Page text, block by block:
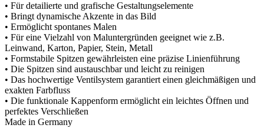
• Für detailierte und grafische Gestaltungselemente
• Bringt dynamische Akzente in das Bild
• Ermöglicht spontanes Malen
• Für eine Vielzahl von Maluntergründen geeignet wie z.B.
Leinwand, Karton, Papier, Stein, Metall
• Formstabile Spitzen gewährleisten eine präzise Linienführung
• Die Spitzen sind austauschbar und leicht zu reinigen
• Das hochwertige Ventilsystem garantiert einen gleichmäßigen und
exakten Farbfluss
• Die funktionale Kappenform ermöglicht ein leichtes Öffnen und
perfektes Verschließen
Made in Germany